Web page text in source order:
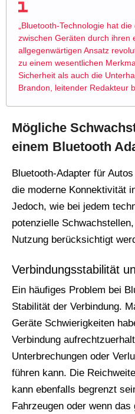
„Bluetooth-Technologie hat
zwischen Geräten durch ihren
allgegenwärtigen Ansatz
zu einem wesentlichen
Sicherheit als auch die
Brandon, leitender Redakteur
Mögliche
einem Bluetooth
Bluetooth-Adapter für
die moderne Konnektivität
Jedoch, wie bei jedem
potenzielle
Nutzung berücksichtigt
Verbindungsstabilität
Ein häufiges Problem bei
Stabilität der Verbindung.
Geräte Schwierigkeiten
Verbindung
Unterbrechungen oder
führen kann. Die
kann ebenfalls begrenzt
Fahrzeugen oder wenn